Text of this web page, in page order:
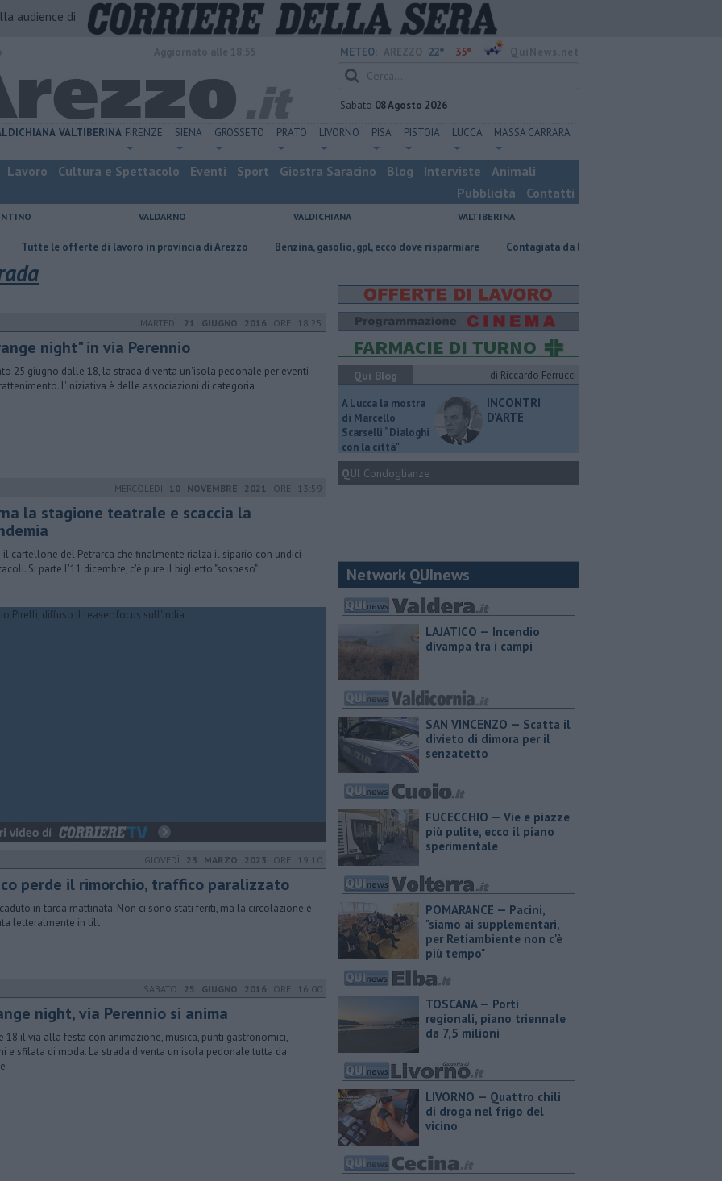
audience di
METEO: 22° 35°
Sabato 08 Agosto 2026
VALTIBERINA FIRENZE SIENA GROSSETO PRATO LIVORNO PISA PISTOIA LUCCA MASSA CARRARA
Lavoro Cultura e Spettacolo Eventi Sport Giostra Saracino Blog Interviste
Animali
Pubblicità
Contatti
VALDARNO VALDICHIANA VALTIBERINA
di lavoro in provincia di Arezzo ​Benzina, gasolio, gpl, ecco dove risparmiare Contagiata da legionella, non ce l'ha fatta
MARTEDÌ 21 GIUGNO 2016 ORE 18:25
night" in via Perennio
25 giugno dalle 18, la strada diventa un'isola pedonale per eventi
L'iniziativa è delle associazioni di categoria
MERCOLEDÌ 10 NOVEMBRE 2021 ORE 13:59
la stagione teatrale e scaccia la
il cartellone del Petrarca che finalmente rialza il sipario con undici
Si parte l'11 dicembre, c'è pure il biglietto "sospeso"
GIOVEDÌ 23 MARZO 2023 ORE 19:10
perde il rimorchio, traffico paralizzato
in tarda mattinata. Non ci sono stati feriti, ma la circolazione è
letteralmente in tilt
SABATO 25 GIUGNO 2016 ORE 16:00
night, via Perennio si anima
18 il via alla festa con animazione, musica, punti gastronomici,
e sfilata di moda. La strada diventa un'isola pedonale tutta da
Qui Blog di Riccardo Ferrucci
A Lucca la mostra
di Marcello
Scarselli “Dialoghi
con la città"
INCONTRI
D'ARTE
QUI Condoglianze
Network QUInews
LAJATICO — Incendio
divampa tra i campi
SAN VINCENZO — Scatta il
divieto di dimora per il
senzatetto
FUCECCHIO — Vie e piazze
più pulite, ecco il piano
sperimentale
POMARANCE — Pacini,
"siamo ai supplementari,
per Retiambiente non c'è
più tempo"
TOSCANA — Porti
regionali, piano triennale
da 7,5 milioni
LIVORNO — Quattro chili
di droga nel frigo del
vicino